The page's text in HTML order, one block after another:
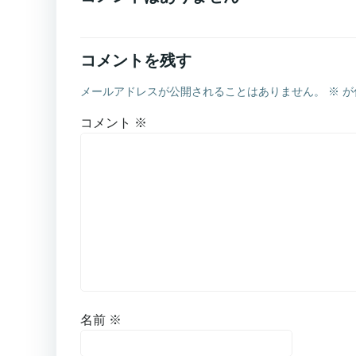
コメントを残す
メールアドレスが公開されることはありません。 ※
コメント ※
名前 ※